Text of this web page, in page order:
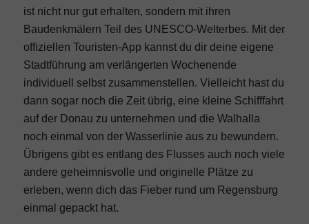
ist nicht nur gut erhalten, sondern mit ihren
Baudenkmälern Teil des UNESCO-Welterbes. Mit der
offiziellen Touristen-App kannst du dir deine eigene
Stadtführung am verlängerten Wochenende
individuell selbst zusammenstellen. Vielleicht hast du
dann sogar noch die Zeit übrig, eine kleine Schifffahrt
auf der Donau zu unternehmen und die Walhalla
noch einmal von der Wasserlinie aus zu bewundern.
Übrigens gibt es entlang des Flusses auch noch viele
andere geheimnisvolle und originelle Plätze zu
erleben, wenn dich das Fieber rund um Regensburg
einmal gepackt hat.